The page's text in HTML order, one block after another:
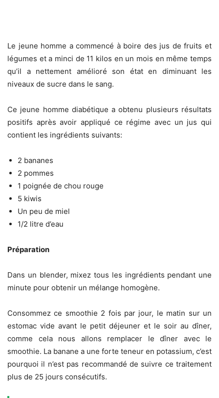
Le jeune homme a commencé à boire des jus de fruits et
légumes et a minci de 11 kilos en un mois en même temps
qu’il a nettement amélioré son état en diminuant les
niveaux de sucre dans le sang.
Ce jeune homme diabétique a obtenu plusieurs résultats
positifs après avoir appliqué ce régime avec un jus qui
contient les ingrédients suivants:
2 bananes
2 pommes
1 poignée de chou rouge
5 kiwis
Un peu de miel
1/2 litre d’eau
Préparation
Dans un blender, mixez tous les ingrédients pendant une
minute pour obtenir un mélange homogène.
Consommez ce smoothie 2 fois par jour, le matin sur un
estomac vide avant le petit déjeuner et le soir au dîner,
comme cela nous allons remplacer le dîner avec le
smoothie. La banane a une forte teneur en potassium, c’est
pourquoi il n’est pas recommandé de suivre ce traitement
plus de 25 jours consécutifs.